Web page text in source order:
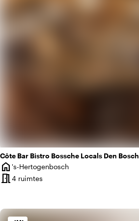
Côte Bar Bistro Bossche Locals Den Bosch
home
Plaats
's-Hertogenbosch
meeting_room4 ruimtes